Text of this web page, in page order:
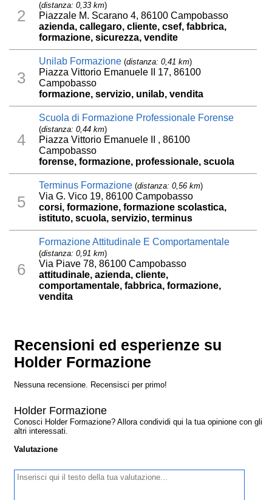
2
(distanza: 0,33 km)
Piazzale M. Scarano 4, 86100 Campobasso
azienda, callegaro, cliente, csef, fabbrica,
formazione, sicurezza, vendite
3
Unilab Formazione (distanza: 0,41 km)
Piazza Vittorio Emanuele II 17, 86100
Campobasso
formazione, servizio, unilab, vendita
4
Scuola di Formazione Professionale Forense
(distanza: 0,44 km)
Piazza Vittorio Emanuele II , 86100
Campobasso
forense, formazione, professionale, scuola
5
Terminus Formazione (distanza: 0,56 km)
Via G. Vico 19, 86100 Campobasso
corsi, formazione, formazione scolastica,
istituto, scuola, servizio, terminus
6
Formazione Attitudinale E Comportamentale
(distanza: 0,91 km)
Via Piave 78, 86100 Campobasso
attitudinale, azienda, cliente,
comportamentale, fabbrica, formazione,
vendita
Recensioni ed esperienze su
Holder Formazione
Nessuna recensione. Recensisci per primo!
Holder Formazione
Conosci Holder Formazione? Allora condividi qui la tua opinione con gli
altri interessati.
Valutazione